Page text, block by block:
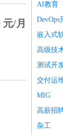
/月
AI教育
DevOps
嵌入式
高级技
测试开
交付运
MIG
高薪招
杂工